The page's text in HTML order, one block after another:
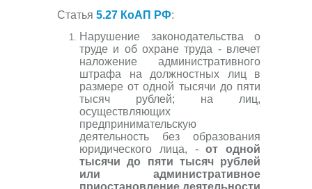
Статья 5.27 КоАП РФ:
Нарушение законодательства о
труде и об охране труда - влечет
наложение административного
штрафа на должностных лиц в
размере от одной тысячи до пяти
тысяч рублей; на лиц,
осуществляющих
предпринимательскую
деятельность без образования
юридического лица, -от одной
тысячи до пяти тысяч рублей
или административное
приостановление деятельности